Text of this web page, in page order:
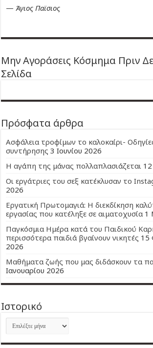
—Άγιος Παϊσιος
Μην Αγοράσεις Κόσμημα Πριν
Σελίδα
Πρόσφατα άρθρα
Ασφάλεια τροφίμων το καλοκαίρι-
συντήρησης 3 Ιουνίου 2026
Η αγάπη της μάνας πολλαπλασιάζεται
Οι εργάτριες του σεξ κατέκλυσαν το
2026
Εργατική Πρωτομαγιά: Η διεκδίκηση
εργασίας που κατέληξε σε αιματοχυσία 1
Παγκόσμια Ημέρα κατά του Παιδικού
περισσότερα παιδιά βγαίνουν νικητές 15
2026
Μαθήματα ζωής που μας διδάσκουν τα
Ιανουαρίου 2026
Ιστορικό
Ιστορικό